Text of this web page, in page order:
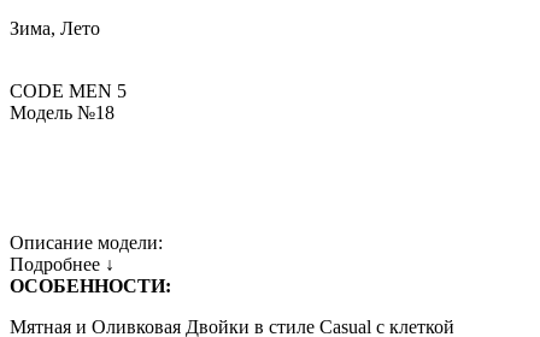
Зима, Лето
CODE MEN 5
Модель №18
Описание модели:
Подробнее ↓
ОСОБЕННОСТИ:
Мятная и Оливковая Двойки в стиле Casual c клеткой